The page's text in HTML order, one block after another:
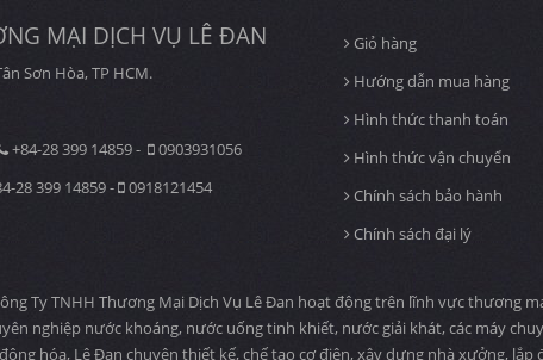
MẠI DỊCH VỤ LÊ ĐAN
Sơn Hòa, TP HCM.
+84-28 399 14859 -
0903931056
28 399 14859 -
0918121454
Giỏ hàng
Hướng dẫn mua hàng
Hình thức thanh toán
Hình thức vận chuyển
Chính sách bảo hành
Chính sách đại lý
Ty TNHH Thương Mại Dịch Vụ Lê Đan hoạt động trên lĩnh vực thương
nghiệp nước khoáng, nước uống tinh khiết, nước giải khát, các máy
hóa, Lê Đan chuyên thiết kế, chế tạo cơ điện, xây dựng nhà xưởng,